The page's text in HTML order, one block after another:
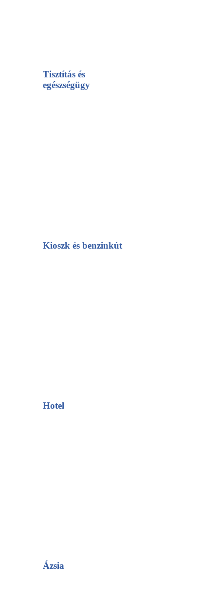
Tisztítás és
egészségügy
Kioszk és benzinkút
Hotel
Ázsia